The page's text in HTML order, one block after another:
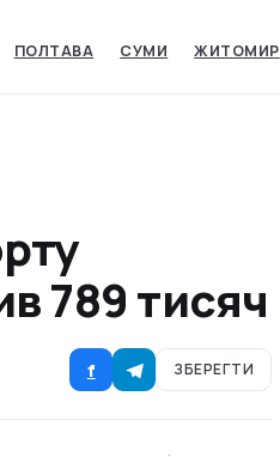
ПОЛТАВА СУМИ ЖИТОМИР
789 тисяч
f ЗБЕРЕГТИ